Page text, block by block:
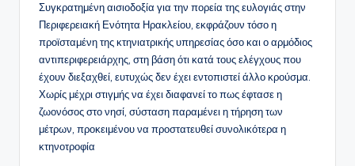
Συγκρατημένη αισιοδοξία για την πορεία της ευλογιάς στην
Περιφερειακή Ενότητα Ηρακλείου, εκφράζουν τόσο η
προϊσταμένη της κτηνιατρικής υπηρεσίας όσο και ο αρμόδιος
αντιπεριφερειάρχης, στη βάση ότι κατά τους ελέγχους που
έχουν διεξαχθεί, ευτυχώς δεν έχει εντοπιστεί άλλο κρούσμα.
Χωρίς μέχρι στιγμής να έχει διαφανεί το πως έφτασε η
ζωονόσος στο νησί, σύσταση παραμένει η τήρηση των
μέτρων, προκειμένου να προστατευθεί συνολικότερα η
κτηνοτροφία